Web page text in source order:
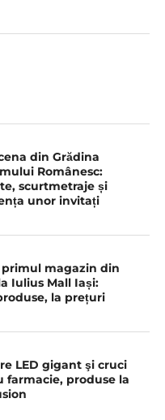
din Grădina
Românesc:
scurtmetraje și
unor invitați
primul magazin din
Iulius Mall Iași:
la prețuri
LED gigant şi cruci
farmacie, produse la